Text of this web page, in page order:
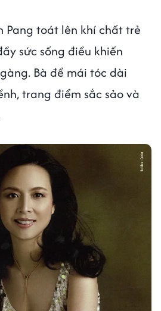
Pang toát lên khí chất trẻ
sức sống điều khiến
Bà để mái tóc dài
trang điểm sắc sảo và